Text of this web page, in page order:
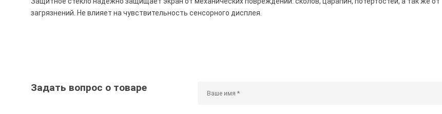
загрязнений. Не влияет на чувствительность сенсорного дисплея.
Задать вопрос о товаре